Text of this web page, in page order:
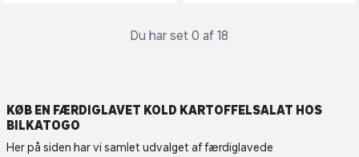
Du har set 0 af 18
KØB EN FÆRDIGLAVET KOLD KARTOFFELSALAT HOS
BILKATOGO
Her på siden har vi samlet udvalget af færdiglavede